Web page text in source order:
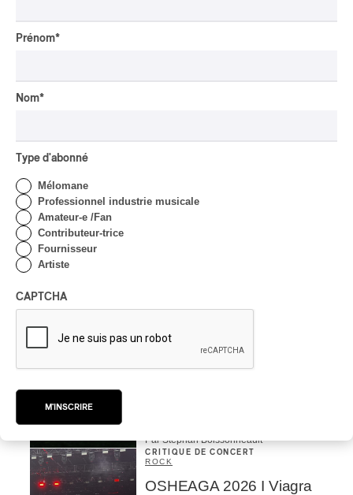
musique comme lieu de
INTERVIEW
| Bach éternel et éternelles
Par Alexandre Villemaire
Par Chloé Rouffignac
CRITIQUE DE CONCERT
Par Stephan Boissonneault
CRITIQUE DE CONCERT
ROCK
OSHEAGA 2026 I Viagra
Prénom*
Nom*
Type d'abonné
Mélomane
Professionnel industrie musicale
Amateur-e /Fan
Contributeur-trice
Fournisseur
Artiste
CAPTCHA
M'INSCRIRE